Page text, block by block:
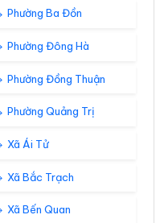
Phường Ba Đồn
Phường Đông Hà
Phường Đồng Thuận
Phường Quảng Trị
Xã Ái Tử
Xã Bắc Trạch
Xã Bến Quan